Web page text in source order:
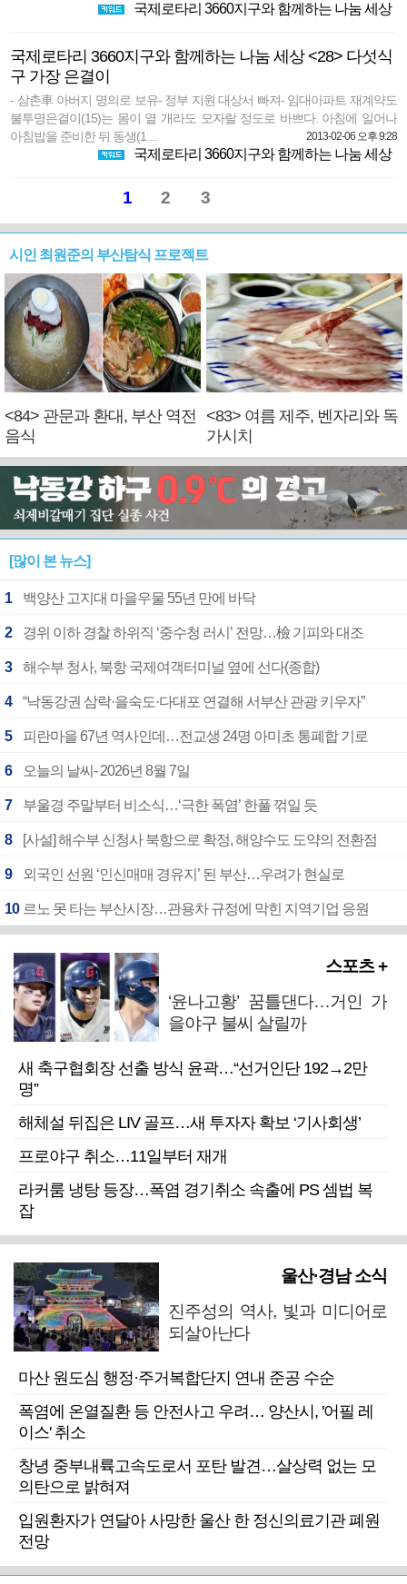
국제로타리 3660지구와 함께하는 나눔 세상
국제로타리 3660지구와 함께하는 나눔 세상 <28> 다섯식
구 가장 은결이
- 삼촌車 아버지 명의로 보유- 정부 지원 대상서 빠져- 임대아파트 재계약도
불투명은결이(15)는 몸이 열 개라도 모자랄 정도로 바쁘다. 아침에 일어나
아침밥을 준비한 뒤 동생(1 ...
2013-02-06 오후 9:28
국제로타리 3660지구와 함께하는 나눔 세상
1 2 3
시인 최원준의 부산탐식 프로젝트
<84> 관문과 환대, 부산 역전
음식
<83> 여름 제주, 벤자리와 독
가시치
[많이 본 뉴스]
1 백양산 고지대 마을우물 55년 만에 바닥
2 경위 이하 경찰 하위직 ‘중수청 러시’ 전망…檢 기피와 대조
3 해수부 청사, 북항 국제여객터미널 옆에 선다(종합)
4 “낙동강권 삼락·을숙도·다대포 연결해 서부산 관광 키우자”
5 피란마을 67년 역사인데…전교생 24명 아미초 통폐합 기로
6 오늘의 날씨- 2026년 8월 7일
7 부울경 주말부터 비소식…‘극한 폭염’ 한풀 꺾일 듯
8 [사설] 해수부 신청사 북항으로 확정, 해양수도 도약의 전환점
9 외국인 선원 ‘인신매매 경유지’ 된 부산…우려가 현실로
10 르노 못 타는 부산시장…관용차 규정에 막힌 지역기업 응원
스포츠 +
‘윤나고황’ 꿈틀댄다…거인 가
을야구 불씨 살릴까
새 축구협회장 선출 방식 윤곽…“선거인단 192→2만
명”
해체설 뒤집은 LIV 골프…새 투자자 확보 ‘기사회생’
프로야구 취소…11일부터 재개
라커룸 냉탕 등장…폭염 경기취소 속출에 PS 셈법 복
잡
울산·경남 소식
진주성의 역사, 빛과 미디어로
되살아난다
마산 원도심 행정·주거복합단지 연내 준공 수순
폭염에 온열질환 등 안전사고 우려… 양산시, '어필 레
이스' 취소
창녕 중부내륙고속도로서 포탄 발견…살상력 없는 모
의탄으로 밝혀져
입원환자가 연달아 사망한 울산 한 정신의료기관 폐원
전망